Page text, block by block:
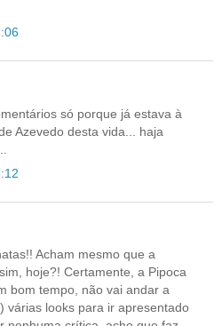
só porque já estava à
Azevedo desta vida... haja
Acham mesmo que a
hoje?! Certamente, a Pipoca
bom tempo, não vai andar a
várias looks para ir apresentado